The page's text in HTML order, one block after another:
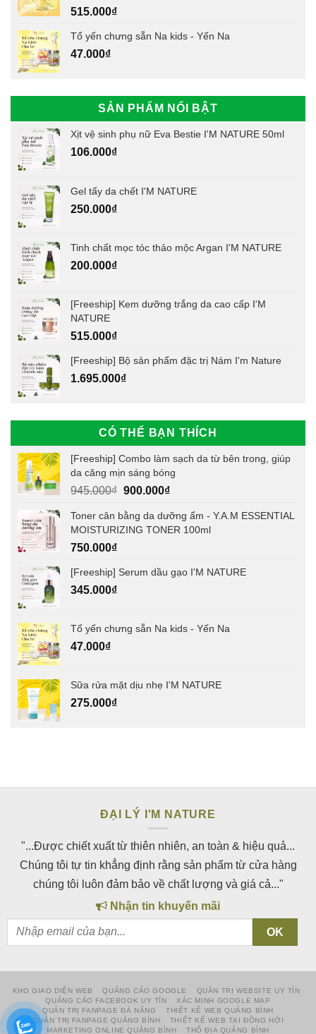
515.000₫
Tổ yến chưng sẵn Na kids - Yến Na
47.000₫
SẢN PHẨM NỔI BẬT
Xịt vệ sinh phụ nữ Eva Bestie I'M NATURE 50ml
106.000₫
Gel tẩy da chết I'M NATURE
250.000₫
Tinh chất mọc tóc thảo mộc Argan I'M NATURE
200.000₫
[Freeship] Kem dưỡng trắng da cao cấp I'M
NATURE
515.000₫
[Freeship] Bộ sản phẩm đặc trị Nám I'm Nature
1.695.000₫
CÓ THỂ BẠN THÍCH
[Freeship] Combo làm sạch da từ bên trong, giúp
da căng mịn sáng bóng
945.000₫ Giá
là:
945.000₫.
900.000₫Giá
tại
là:
Toner cân bằng da dưỡng ẩm - Y.A.M ESSENTIAL
MOISTURIZING TONER 100ml
750.000₫
[Freeship] Serum dầu gạo I'M NATURE
345.000₫
Tổ yến chưng sẵn Na kids - Yến Na
47.000₫
Sữa rửa mặt dịu nhẹ I'M NATURE
275.000₫
ĐẠI LÝ I'M NATURE
"...Được chiết xuất từ thiên nhiên, an toàn & hiệu quả...
Chúng tôi tự tin khẳng định rằng sản phẩm từ cửa hàng
chúng tôi luôn đảm bảo về chất lượng và giá cả..."
Nhận tin khuyến mãi
KHO GIAO DIỆN WEB QUẢNG CÁO GOOGLE
QUẢN TRỊ WEBSITE UY TÍN
QUẢNG CÁO FACEBOOK UY TÍN
XÁC MINH GOOGLE MAP
QUẢN TRỊ FANPAGE ĐÀ NẴNG
THIẾT KẾ WEB QUẢNG BÌNH
QUẢN TRỊ FANPAGE QUẢNG BÌNH
THIẾT KẾ WEB TẠI ĐỒNG HỚI
MARKETING ONLINE QUẢNG BÌNH
THỔ ĐỊA QUẢNG BÌNH